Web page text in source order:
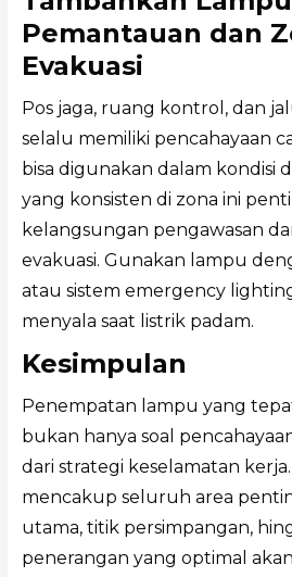
Pemantauan dan
Evakuasi
Pos jaga, ruang kontrol, dan
selalu memiliki pencahayaan
bisa digunakan dalam kondisi
yang konsisten di zona ini
kelangsungan pengawasan
evakuasi. Gunakan lampu
atau sistem emergency
menyala saat listrik padam.
Kesimpulan
Penempatan lampu yang
bukan hanya soal
dari strategi keselamatan
mencakup seluruh area
utama, titik persimpangan,
penerangan yang optimal